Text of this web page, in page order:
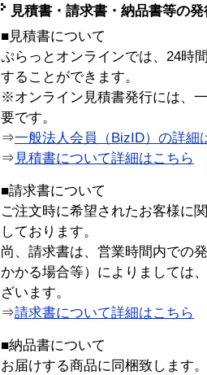
見積書・請求書・納品書等の
■見積書について
ぷらっとオンラインでは、24時
することができます。
※オンライン見積書発行には、
要です。
⇒一般法人会員（BizID）の詳細
⇒ 見積書について詳細はこちら
■請求書について
ご注文時に希望されたお客様に
しております。
尚、請求書は、営業時間内での
かかる場合等）によりましては
ざいます。
⇒請求書について詳細はこちら
■納品書について
お届けする商品に同梱致します。